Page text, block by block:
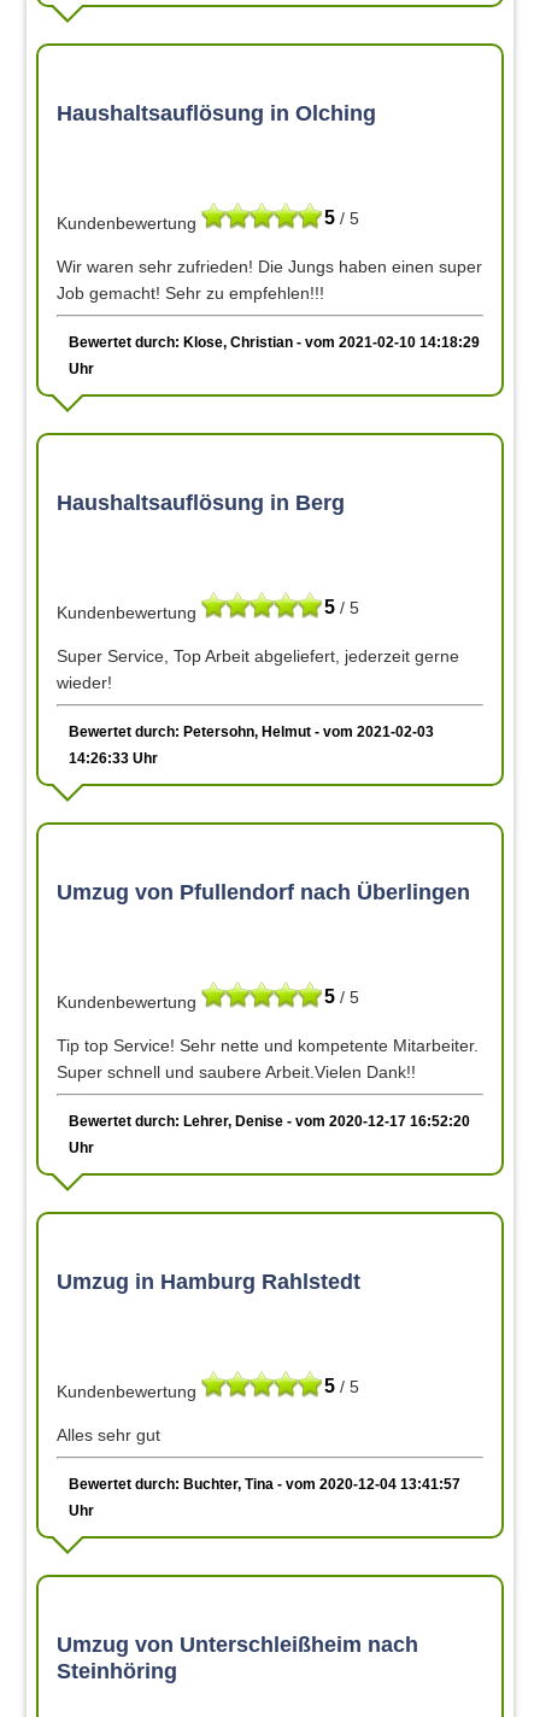
Haushaltsauflösung in Olching
5 / 5
Kundenbewertung
Wir waren sehr zufrieden! Die Jungs haben einen super
Job gemacht! Sehr zu empfehlen!!!
Bewertet durch: Klose, Christian - vom 2021-02-10 14:18:29
Uhr
Haushaltsauflösung in Berg
5 / 5
Kundenbewertung
Super Service, Top Arbeit abgeliefert, jederzeit gerne
wieder!
Bewertet durch: Petersohn, Helmut - vom 2021-02-03
14:26:33 Uhr
Umzug von Pfullendorf nach Überlingen
5 / 5
Kundenbewertung
Tip top Service! Sehr nette und kompetente Mitarbeiter.
Super schnell und saubere Arbeit.Vielen Dank!!
Bewertet durch: Lehrer, Denise - vom 2020-12-17 16:52:20
Uhr
Umzug in Hamburg Rahlstedt
5 / 5
Kundenbewertung
Alles sehr gut
Bewertet durch: Buchter, Tina - vom 2020-12-04 13:41:57
Uhr
Umzug von Unterschleißheim nach
Steinhöring